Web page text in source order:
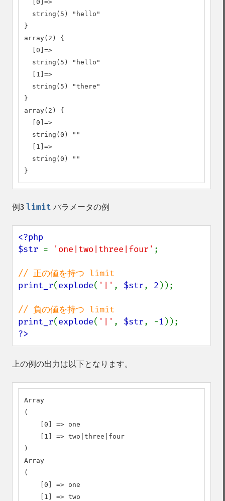
  [0]=>
  string(5) "hello"
}
array(2) {
  [0]=>
  string(5) "hello"
  [1]=>
  string(5) "there"
}
array(2) {
  [0]=>
  string(0) ""
  [1]=>
  string(0) ""
}
例3 limit パラメータの例
<?php
$str = 'one|two|three|four' ;
print_r(explode( '|' , $str, 2 ));
print_r(explode( '|' , $str, -1
?>
上の例の出力は以下となります。
Array
(
    [0] => one
    [1] => two|three|four
)
Array
(
    [0] => one
    [1] => two